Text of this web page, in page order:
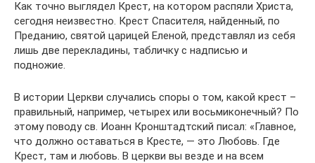
Как точно выглядел Крест, на котором распяли Христа,
сегодня неизвестно. Крест Спасителя, найденный, по
Преданию, святой царицей Еленой, представлял из себя
лишь две перекладины, табличку с надписью и
подножие.
В истории Церкви случались споры о том, какой крест –
правильный, например, четырех или восьмиконечный? По
этому поводу св. Иоанн Кронштадтский писал: «Главное,
что должно оставаться в Кресте, — это Любовь. Где
Крест, там и любовь. В церкви вы везде и на всем